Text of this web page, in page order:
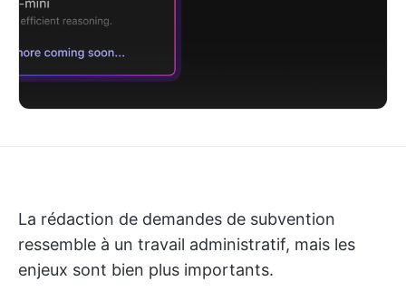
La rédaction de demandes de subvention
ressemble à un travail administratif, mais les
enjeux sont bien plus importants.